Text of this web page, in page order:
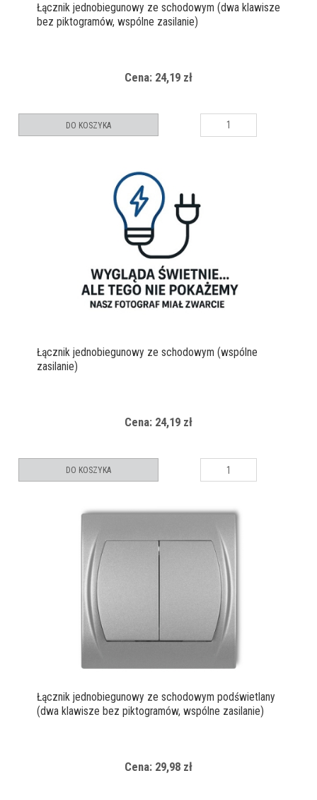
Łącznik jednobiegunowy ze schodowym (dwa klawisze
bez piktogramów, wspólne zasilanie)
Cena: 24,19 zł
DO KOSZYKA
Łącznik jednobiegunowy ze schodowym (wspólne
zasilanie)
Cena: 24,19 zł
DO KOSZYKA
Łącznik jednobiegunowy ze schodowym podświetlany
(dwa klawisze bez piktogramów, wspólne zasilanie)
Cena: 29,98 zł